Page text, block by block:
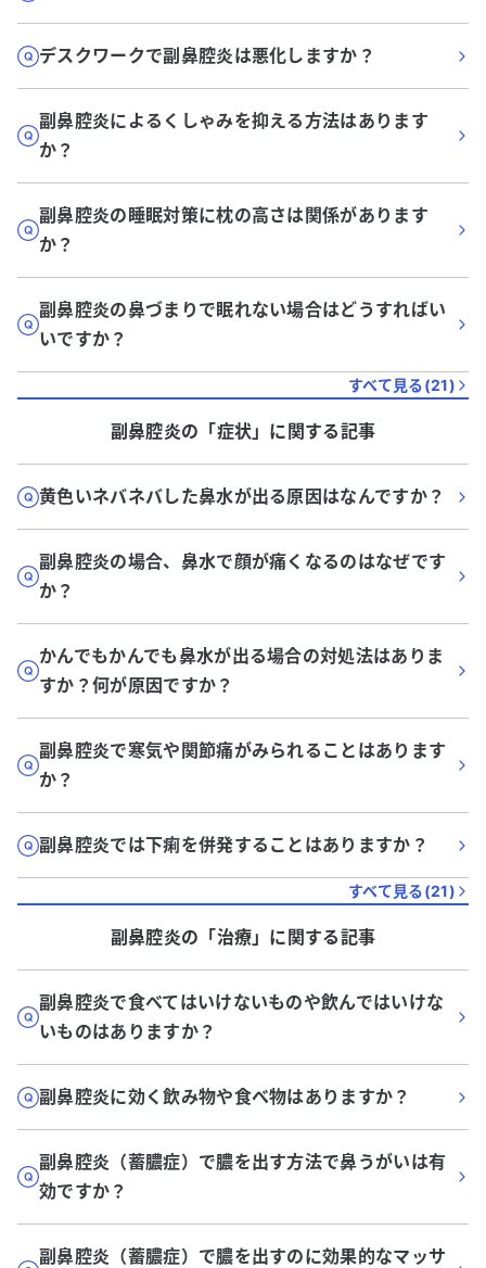
デスクワークで副鼻腔炎は悪化しますか？
副鼻腔炎によるくしゃみを抑える方法はあります
か？
副鼻腔炎の睡眠対策に枕の高さは関係があります
か？
副鼻腔炎の鼻づまりで眠れない場合はどうすればい
いですか？
すべて見る(21)
副鼻腔炎の「症状」に関する記事
黄色いネバネバした鼻水が出る原因はなんですか？
副鼻腔炎の場合、鼻水で顔が痛くなるのはなぜです
か？
かんでもかんでも鼻水が出る場合の対処法はありま
すか？何が原因ですか？
副鼻腔炎で寒気や関節痛がみられることはあります
か？
副鼻腔炎では下痢を併発することはありますか？
すべて見る(21)
副鼻腔炎の「治療」に関する記事
副鼻腔炎で食べてはいけないものや飲んではいけな
いものはありますか？
副鼻腔炎に効く飲み物や食べ物はありますか？
副鼻腔炎（蓄膿症）で膿を出す方法で鼻うがいは有
効ですか？
副鼻腔炎（蓄膿症）で膿を出すのに効果的なマッサ